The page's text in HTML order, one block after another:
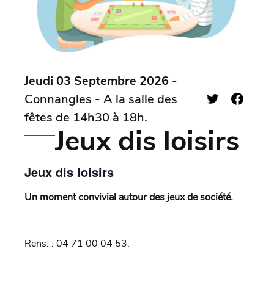
Jeudi 03 Septembre 2026 -
Connangles - A la salle des
fêtes de 14h30 à 18h.
Jeux dis loisirs
Jeux dis loisirs
Un moment convivial autour des jeux de société.
Rens. : 04 71 00 04 53.